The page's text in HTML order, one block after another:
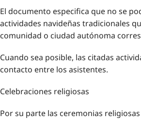
El documento especifica que no se
actividades navideñas tradicionales
comunidad o ciudad autónoma
Cuando sea posible, las citadas
contacto entre los asistentes.
Celebraciones religiosas
Por su parte las ceremonias